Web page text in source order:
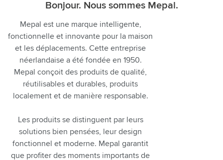
Bonjour. Nous sommes Mepal.
Mepal est une marque intelligente,
fonctionnelle et innovante pour la maison
et les déplacements. Cette entreprise
néerlandaise a été fondée en 1950.
Mepal conçoit des produits de qualité,
réutilisables et durables, produits
localement et de manière responsable.
Les produits se distinguent par leurs
solutions bien pensées, leur design
fonctionnel et moderne. Mepal garantit
que profiter des moments importants de